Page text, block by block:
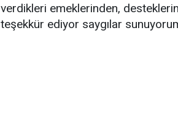
verdikleri emeklerinden,
teşekkür ediyor saygılar